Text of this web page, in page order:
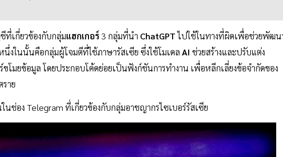
ที่เกี่ยวข้องกับกลุ่มแฮกเกอร์ 3 กลุ่มที่นำ ChatGPTไปใช้ในทางที่ผิดเพื่อช่วยพัฒน
นึ่งในนั้นคือกลุ่มผู้โจมตีที่ใช้ภาษารัสเซีย ซึ่งใช้โมเดล AI ช่วยสร้างและปรับแต่ง
ขโมยข้อมูล โดยประกอบโค้ดย่อยเป็นฟังก์ชันการทำงาน เพื่อหลีกเลี่ยงข้อจำกัดของ
าย
ช่อง Telegram ที่เกี่ยวข้องกับกลุ่มอาชญากรไซเบอร์รัสเซีย